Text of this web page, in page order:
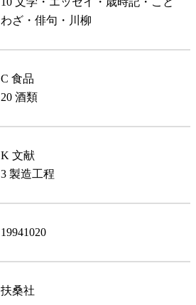
わざ・俳句・川柳
C 食品
20 酒類
K 文献
3 製造工程
19941020
扶桑社